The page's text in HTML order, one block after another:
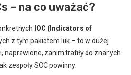
– na co uważać?
IOC (Indicators of
z tym pakietem luk – to w dużej
naprawione, zanim trafiły do znanych
zespoły SOC powinny: